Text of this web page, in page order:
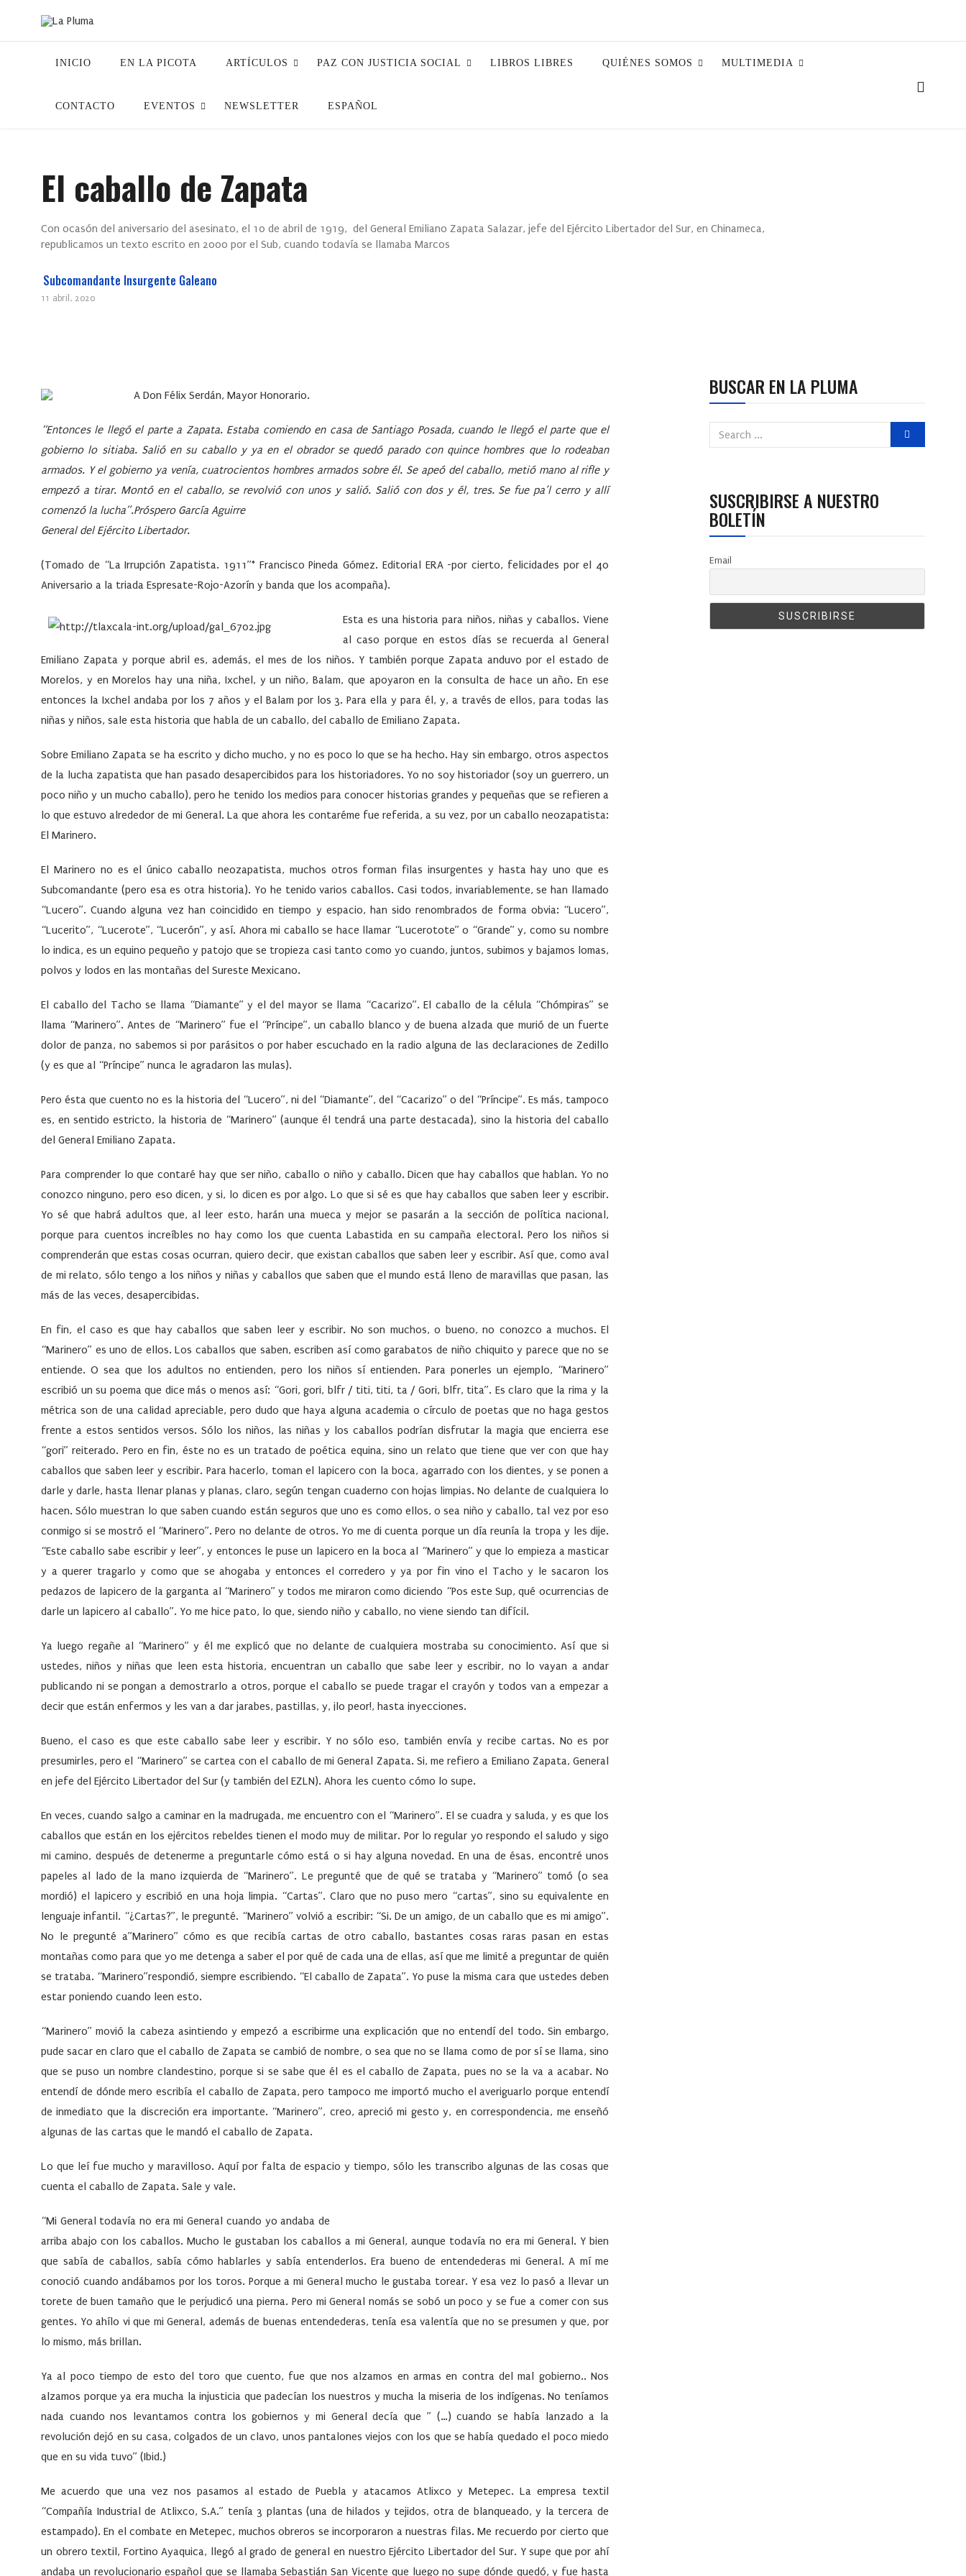
INICIO EN LA PICOTA ARTÍCULOS PAZ CON JUSTICIA SOCIAL LIBROS LIBRES QUIÉNES SOMOS MULTIMEDIA
CONTACTO EVENTOS NEWSLETTER ESPAÑOL
El caballo de Zapata
Con ocasón del aniversario del asesinato, el 10 de abril de 1919, del General Emiliano Zapata Salazar, jefe del Ejército Libertador del Sur, en Chinameca,
republicamos un texto escrito en 2000 por el Sub, cuando todavía se llamaba Marcos
Subcomandante Insurgente Galeano
11 abril, 2020
A Don Félix Serdán, Mayor Honorario.
“Entonces le llegó el parte a Zapata. Estaba comiendo en casa de Santiago Posada, cuando le llegó el parte que el
gobierno lo sitiaba. Salió en su caballo y ya en el obrador se quedó parado con quince hombres que lo rodeaban
armados. Y el gobierno ya venía, cuatrocientos hombres armados sobre él. Se apeó del caballo, metió mano al rifle y
empezó a tirar. Montó en el caballo, se revolvió con unos y salió. Salió con dos y él, tres. Se fue pa’l cerro y allí
comenzó la lucha”.Próspero García Aguirre
General del Ejército Libertador.
(Tomado de “La Irrupción Zapatista. 1911”* Francisco Pineda Gómez. Editorial ERA -por cierto, felicidades por el 40
Aniversario a la triada Espresate-Rojo-Azorín y banda que los acompaña).
Esta es una historia para niños, niñas y caballos. Viene
al caso porque en estos días se recuerda al General
Emiliano Zapata y porque abril es, además, el mes de los niños. Y también porque Zapata anduvo por el estado de
Morelos, y en Morelos hay una niña, Ixchel, y un niño, Balam, que apoyaron en la consulta de hace un año. En ese
entonces la Ixchel andaba por los 7 años y el Balam por los 3. Para ella y para él, y, a través de ellos, para todas las
niñas y niños, sale esta historia que habla de un caballo, del caballo de Emiliano Zapata.
Sobre Emiliano Zapata se ha escrito y dicho mucho, y no es poco lo que se ha hecho. Hay sin embargo, otros aspectos
de la lucha zapatista que han pasado desapercibidos para los historiadores. Yo no soy historiador (soy un guerrero, un
poco niño y un mucho caballo), pero he tenido los medios para conocer historias grandes y pequeñas que se refieren a
lo que estuvo alrededor de mi General. La que ahora les contaréme fue referida, a su vez, por un caballo neozapatista:
El Marinero.
El Marinero no es el único caballo neozapatista, muchos otros forman filas insurgentes y hasta hay uno que es
Subcomandante (pero esa es otra historia). Yo he tenido varios caballos. Casi todos, invariablemente, se han llamado
“Lucero”. Cuando alguna vez han coincidido en tiempo y espacio, han sido renombrados de forma obvia: “Lucero”,
“Lucerito”, “Lucerote”, “Lucerón”, y así. Ahora mi caballo se hace llamar “Lucerotote” o “Grande” y, como su nombre
lo indica, es un equino pequeño y patojo que se tropieza casi tanto como yo cuando, juntos, subimos y bajamos lomas,
polvos y lodos en las montañas del Sureste Mexicano.
El caballo del Tacho se llama “Diamante” y el del mayor se llama “Cacarizo”. El caballo de la célula “Chómpiras” se
llama “Marinero”. Antes de “Marinero” fue el “Príncipe”, un caballo blanco y de buena alzada que murió de un fuerte
dolor de panza, no sabemos si por parásitos o por haber escuchado en la radio alguna de las declaraciones de Zedillo
(y es que al “Príncipe” nunca le agradaron las mulas).
Pero ésta que cuento no es la historia del “Lucero”, ni del “Diamante”, del “Cacarizo” o del “Príncipe”. Es más, tampoco
es, en sentido estricto, la historia de “Marinero” (aunque él tendrá una parte destacada), sino la historia del caballo
del General Emiliano Zapata.
Para comprender lo que contaré hay que ser niño, caballo o niño y caballo. Dicen que hay caballos que hablan. Yo no
conozco ninguno, pero eso dicen, y si, lo dicen es por algo. Lo que si sé es que hay caballos que saben leer y escribir.
Yo sé que habrá adultos que, al leer esto, harán una mueca y mejor se pasarán a la sección de política nacional,
porque para cuentos increíbles no hay como los que cuenta Labastida en su campaña electoral. Pero los niños si
comprenderán que estas cosas ocurran, quiero decir, que existan caballos que saben leer y escribir. Así que, como aval
de mi relato, sólo tengo a los niños y niñas y caballos que saben que el mundo está lleno de maravillas que pasan, las
más de las veces, desapercibidas.
En fin, el caso es que hay caballos que saben leer y escribir. No son muchos, o bueno, no conozco a muchos. El
“Marinero” es uno de ellos. Los caballos que saben, escriben así como garabatos de niño chiquito y parece que no se
entiende. O sea que los adultos no entienden, pero los niños sí entienden. Para ponerles un ejemplo, “Marinero”
escribió un su poema que dice más o menos así: “Gori, gori, blfr / titi, titi, ta / Gori, blfr, tita”. Es claro que la rima y la
métrica son de una calidad apreciable, pero dudo que haya alguna academia o círculo de poetas que no haga gestos
frente a estos sentidos versos. Sólo los niños, las niñas y los caballos podrían disfrutar la magia que encierra ese
“gori” reiterado. Pero en fin, éste no es un tratado de poética equina, sino un relato que tiene que ver con que hay
caballos que saben leer y escribir. Para hacerlo, toman el lapicero con la boca, agarrado con los dientes, y se ponen a
darle y darle, hasta llenar planas y planas, claro, según tengan cuaderno con hojas limpias. No delante de cualquiera lo
hacen. Sólo muestran lo que saben cuando están seguros que uno es como ellos, o sea niño y caballo, tal vez por eso
conmigo si se mostró el “Marinero”. Pero no delante de otros. Yo me di cuenta porque un día reunía la tropa y les dije.
“Este caballo sabe escribir y leer”, y entonces le puse un lapicero en la boca al “Marinero” y que lo empieza a masticar
y a querer tragarlo y como que se ahogaba y entonces el corredero y ya por fin vino el Tacho y le sacaron los
pedazos de lapicero de la garganta al “Marinero” y todos me miraron como diciendo “Pos este Sup, qué ocurrencias de
darle un lapicero al caballo”. Yo me hice pato, lo que, siendo niño y caballo, no viene siendo tan difícil.
Ya luego regañe al “Marinero” y él me explicó que no delante de cualquiera mostraba su conocimiento. Así que si
ustedes, niños y niñas que leen esta historia, encuentran un caballo que sabe leer y escribir, no lo vayan a andar
publicando ni se pongan a demostrarlo a otros, porque el caballo se puede tragar el crayón y todos van a empezar a
decir que están enfermos y les van a dar jarabes, pastillas, y, ¡lo peor!, hasta inyecciones.
Bueno, el caso es que este caballo sabe leer y escribir. Y no sólo eso, también envía y recibe cartas. No es por
presumirles, pero el “Marinero” se cartea con el caballo de mi General Zapata. Si, me refiero a Emiliano Zapata, General
en jefe del Ejército Libertador del Sur (y también del EZLN). Ahora les cuento cómo lo supe.
En veces, cuando salgo a caminar en la madrugada, me encuentro con el “Marinero”. El se cuadra y saluda, y es que los
caballos que están en los ejércitos rebeldes tienen el modo muy de militar. Por lo regular yo respondo el saludo y sigo
mi camino, después de detenerme a preguntarle cómo está o si hay alguna novedad. En una de ésas, encontré unos
papeles al lado de la mano izquierda de “Marinero”. Le pregunté que de qué se trataba y “Marinero” tomó (o sea
mordió) el lapicero y escribió en una hoja limpia. “Cartas”. Claro que no puso mero “cartas”, sino su equivalente en
lenguaje infantil. “¿Cartas?”, le pregunté. “Marinero” volvió a escribir: “Si. De un amigo, de un caballo que es mi amigo”.
No le pregunté a”Marinero” cómo es que recibía cartas de otro caballo, bastantes cosas raras pasan en estas
montañas como para que yo me detenga a saber el por qué de cada una de ellas, así que me limité a preguntar de quién
se trataba. “Marinero”respondió, siempre escribiendo. “El caballo de Zapata”. Yo puse la misma cara que ustedes deben
estar poniendo cuando leen esto.
“Marinero” movió la cabeza asintiendo y empezó a escribirme una explicación que no entendí del todo. Sin embargo,
pude sacar en claro que el caballo de Zapata se cambió de nombre, o sea que no se llama como de por sí se llama, sino
que se puso un nombre clandestino, porque si se sabe que él es el caballo de Zapata, pues no se la va a acabar. No
entendí de dónde mero escribía el caballo de Zapata, pero tampoco me importó mucho el averiguarlo porque entendí
de inmediato que la discreción era importante. “Marinero”, creo, apreció mi gesto y, en correspondencia, me enseñó
algunas de las cartas que le mandó el caballo de Zapata.
Lo que leí fue mucho y maravilloso. Aquí por falta de espacio y tiempo, sólo les transcribo algunas de las cosas que
cuenta el caballo de Zapata. Sale y vale.
“Mi General todavía no era mi General cuando yo andaba de
arriba abajo con los caballos. Mucho le gustaban los caballos a mi General, aunque todavía no era mi General. Y bien
que sabía de caballos, sabía cómo hablarles y sabía entenderlos. Era bueno de entendederas mi General. A mí me
conoció cuando andábamos por los toros. Porque a mi General mucho le gustaba torear. Y esa vez lo pasó a llevar un
torete de buen tamaño que le perjudicó una pierna. Pero mi General nomás se sobó un poco y se fue a comer con sus
gentes. Yo ahílo vi que mi General, además de buenas entendederas, tenía esa valentía que no se presumen y que, por
lo mismo, más brillan.
Ya al poco tiempo de esto del toro que cuento, fue que nos alzamos en armas en contra del mal gobierno.. Nos
alzamos porque ya era mucha la injusticia que padecían los nuestros y mucha la miseria de los indígenas. No teníamos
nada cuando nos levantamos contra los gobiernos y mi General decía que ” (…) cuando se había lanzado a la
revolución dejó en su casa, colgados de un clavo, unos pantalones viejos con los que se había quedado el poco miedo
que en su vida tuvo” (Ibid.)
Me acuerdo que una vez nos pasamos al estado de Puebla y atacamos Atlixco y Metepec. La empresa textil
“Compañía Industrial de Atlixco, S.A.” tenía 3 plantas (una de hilados y tejidos, otra de blanqueado, y la tercera de
estampado). En el combate en Metepec, muchos obreros se incorporaron a nuestras filas. Me recuerdo por cierto que
un obrero textil, Fortino Ayaquica, llegó al grado de general en nuestro Ejército Libertador del Sur. Y supe que por ahí
andaba un revolucionario español que se llamaba Sebastián San Vicente que luego no supe dónde quedó, y fue hasta
BUSCAR EN LA PLUMA
SUSCRIBIRSE A NUESTRO
BOLETÍN
Email